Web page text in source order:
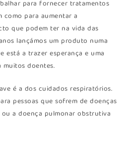
para fornecer tratamentos
como para aumentar a
que podem ter na vida das
lançámos um produto numa
está a trazer esperança e uma
doentes.
é a dos cuidados respiratórios.
pessoas que sofrem de doenças
a doença pulmonar obstrutiva